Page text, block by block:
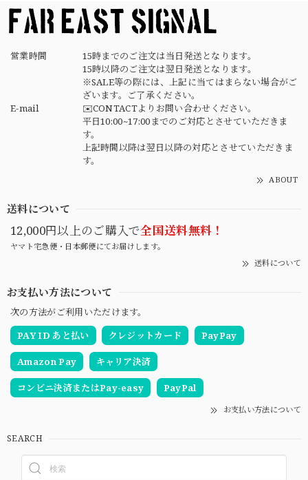
営業時間
15時までのご注文は当日発送となります。
15時以降のご注文は翌日発送となります。
※SALE等の際には、上記に当てはまらない場合がご
ざいます。ご了承ください。
E-mail
✉️CONTACTよりお問い合わせください。
平日10:00~17:00までのご対応とさせていただきま
す。
上記時間以降は翌日以降の対応とさせていただきま
す。
ABOUT
送料について
12,000円以上のご購入で全国送料無料！
ヤマト宅急便・日本郵便にてお届けします。
送料について
お支払い方法について
次の方法がご利用いただけます。
PAY ID あと払い
クレジットカード PayPay
Amazon Pay キャリア決済
コンビニ決済またはPay-easy PayPal
お支払い方法について
SEARCH